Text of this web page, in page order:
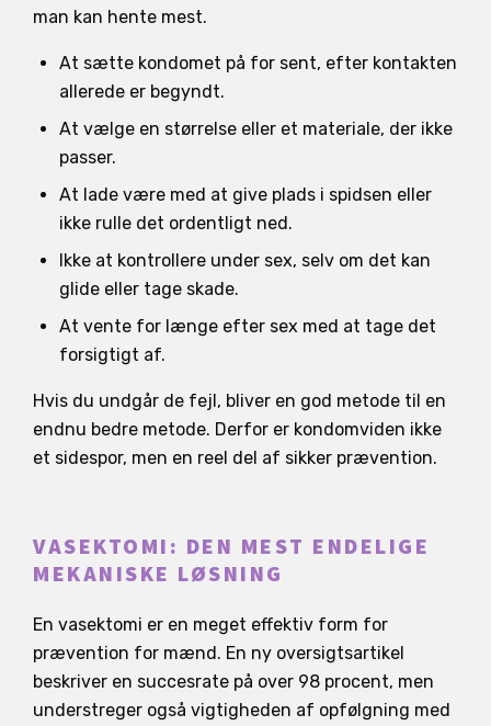
man kan hente mest.
At sætte kondomet på for sent, efter kontakten
allerede er begyndt.
At vælge en størrelse eller et materiale, der ikke
passer.
At lade være med at give plads i spidsen eller
ikke rulle det ordentligt ned.
Ikke at kontrollere under sex, selv om det kan
glide eller tage skade.
At vente for længe efter sex med at tage det
forsigtigt af.
Hvis du undgår de fejl, bliver en god metode til en
endnu bedre metode. Derfor er kondomviden ikke
et sidespor, men en reel del af sikker prævention.
VASEKTOMI: DEN MEST ENDELIGE
MEKANISKE LØSNING
En vasektomi er en meget effektiv form for
prævention for mænd. En ny oversigtsartikel
beskriver en succesrate på over 98 procent, men
understreger også vigtigheden af opfølgning med